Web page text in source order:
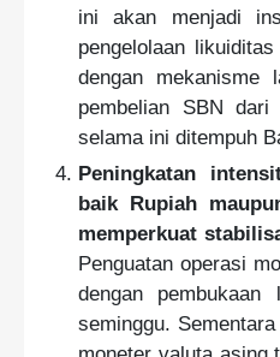
ini akan menjadi
pengelolaan
dengan mekanisme
pembelian SBN
selama ini ditempuh
Peningkatan
baik Rupiah
memperkuat
Penguatan operasi
dengan
seminggu.